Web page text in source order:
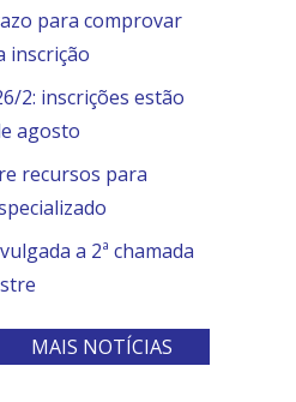
para comprovar
inscrição
2: inscrições estão
agosto
recursos para
a 2ª chamada
MAIS NOTÍCIAS